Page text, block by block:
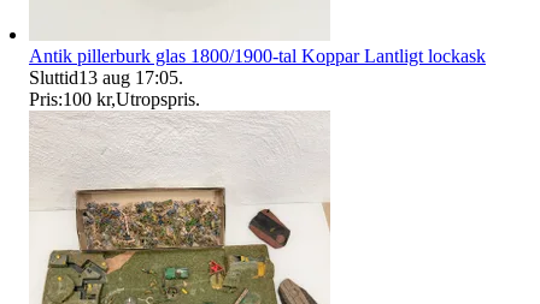
Antik pillerburk glas 1800/1900-tal Koppar Lantligt lockask
Sluttid13 aug 17:05.
Pris:100 kr,Utropspris.